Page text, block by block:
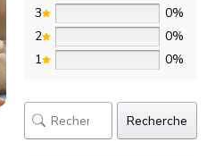
3
0%
2
0%
1
0%
Recherche